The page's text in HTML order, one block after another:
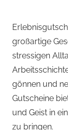
großartige
stressigen
gönnen und
Gutscheine
und Geist in
zu bringen.